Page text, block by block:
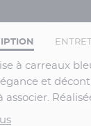
et
associer.
et une